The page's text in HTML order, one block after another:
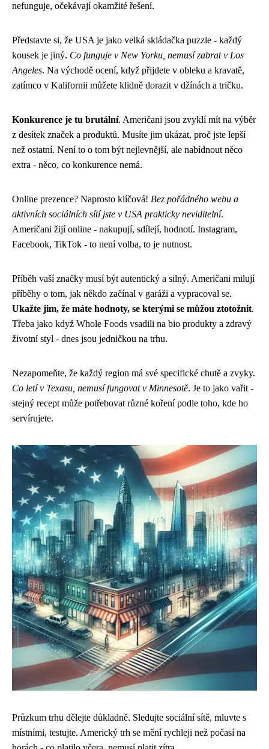
nefunguje, očekávají okamžité řešení.
Představte si, že USA je jako velká skládačka puzzle - každý
kousek je jiný. Co funguje v New Yorku, nemusí zabrat v Los
Angeles. Na východě ocení, když přijdete v obleku a kravatě,
zatímco v Kalifornii můžete klidně dorazit v džínách a tričku.
Konkurence je tu brutální. Američani jsou zvyklí mít na výběr
z desítek značek a produktů. Musíte jim ukázat, proč jste lepší
než ostatní. Není to o tom být nejlevnější, ale nabídnout něco
extra - něco, co konkurence nemá.
Online prezence? Naprosto klíčová! Bez pořádného webu a
aktivních sociálních sítí jste v USA prakticky neviditelní.
Američani žijí online - nakupují, sdílejí, hodnotí. Instagram,
Facebook, TikTok - to není volba, to je nutnost.
Příběh vaší značky musí být autentický a silný. Američani milují
příběhy o tom, jak někdo začínal v garáži a vypracoval se.
Ukažte jim, že máte hodnoty, se kterými se můžou ztotožnit.
Třeba jako když Whole Foods vsadili na bio produkty a zdravý
životní styl - dnes jsou jedničkou na trhu.
Nezapomeňte, že každý region má své specifické chutě a zvyky.
Co letí v Texasu, nemusí fungovat v Minnesotě. Je to jako vařit -
stejný recept může potřebovat různé koření podle toho, kde ho
servírujete.
Průzkum trhu dělejte důkladně. Sledujte sociální sítě, mluvte s
místními, testujte. Americký trh se mění rychleji než počasí na